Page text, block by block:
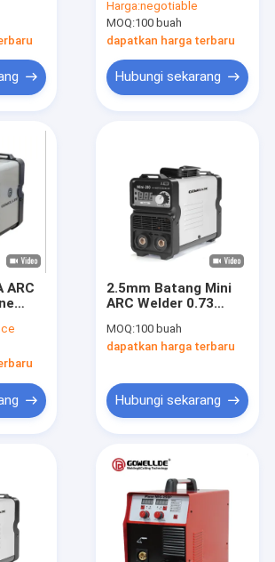
Welder 39A Untuk
Penggunaan Di
Rumah
Harga:negotiable
MOQ:100 buah
dapatkan harga terbaru
Hubungi sekarang
ARC
2.5mm Batang Mini
ARC Welder 0.73
4.1KVA 220V Wire
Feed Welder
MOQ:100 buah
dapatkan harga terbaru
Hubungi sekarang